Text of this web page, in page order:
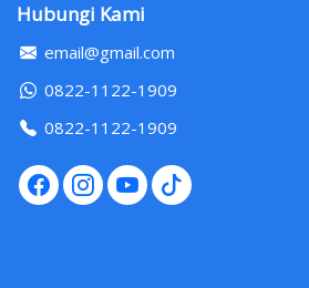
Hubungi Kami
email@gmail.com
0822-1122-1909
0822-1122-1909